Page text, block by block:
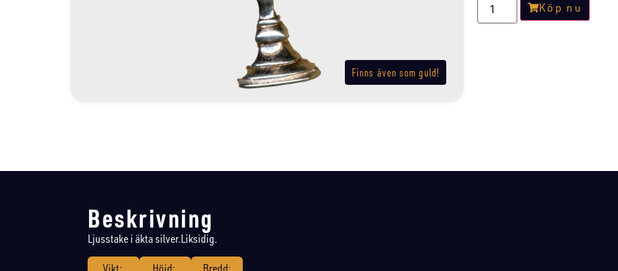
Finns även som guld!
Köp nu
Beskrivning
Ljusstake i äkta silver.Liksidig.